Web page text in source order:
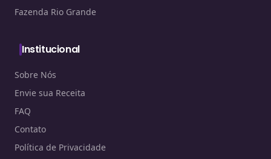
Fazenda Rio Grande
Institucional
Sobre Nós
Envie sua Receita
FAQ
Contato
Política de Privacidade